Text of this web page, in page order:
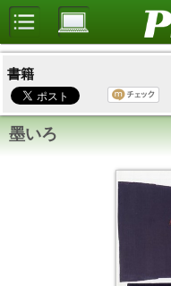
書籍
墨いろ